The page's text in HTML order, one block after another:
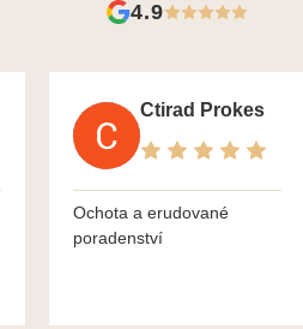
4.9
Ctirad Prokes
Ochota a erudované
poradenství